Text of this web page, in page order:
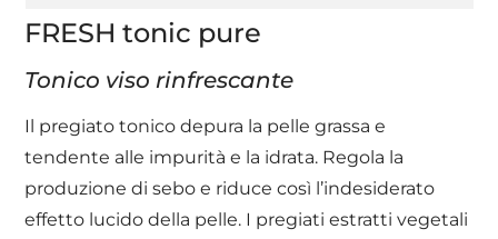
FRESH tonic pure
Tonico viso rinfrescante
Il pregiato tonico depura la pelle grassa e
tendente alle impurità e la idrata. Regola la
produzione di sebo e riduce così l’indesiderato
effetto lucido della pelle. I pregiati estratti vegetali